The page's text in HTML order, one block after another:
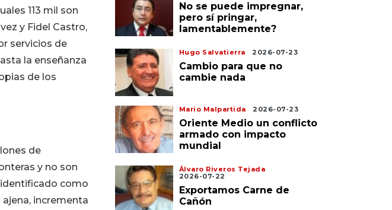
113 mil son
y Fidel Castro,
servicios de
la enseñanza
de los
de
y no son
como
incrementa
No se puede impregnar,
pero sí pringar,
lamentablemente?
Hugo Salvatierra 2026-07-23
Cambio para que no
cambie nada
Mario Malpartida 2026-07-23
Oriente Medio un conflicto
armado con impacto
mundial
Álvaro Riveros Tejada
2026-07-22
Exportamos Carne de
Cañón